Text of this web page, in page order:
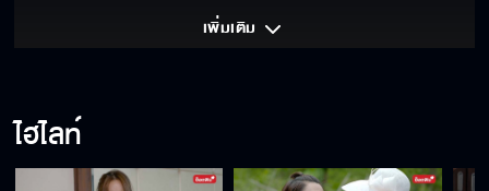
เพิ่มเติม
ไฮไลท์